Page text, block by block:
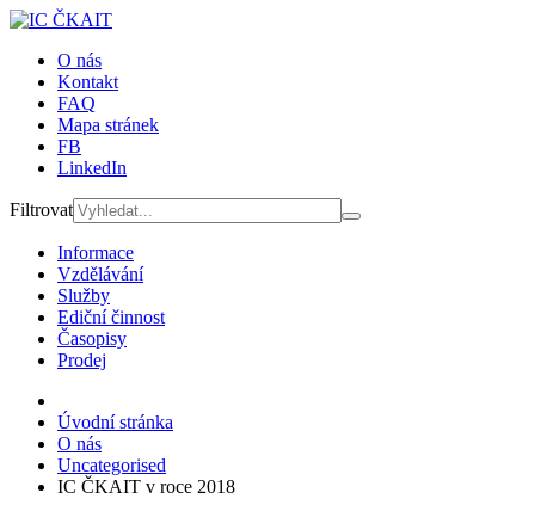
O nás
Kontakt
FAQ
Mapa stránek
FB
LinkedIn
Filtrovat
Informace
Vzdělávání
Služby
Ediční činnost
Časopisy
Prodej
Úvodní stránka
O nás
Uncategorised
IC ČKAIT v roce 2018